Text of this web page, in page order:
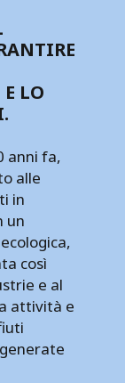
LO
anni fa,
alle
in
un
così
e al
attività e